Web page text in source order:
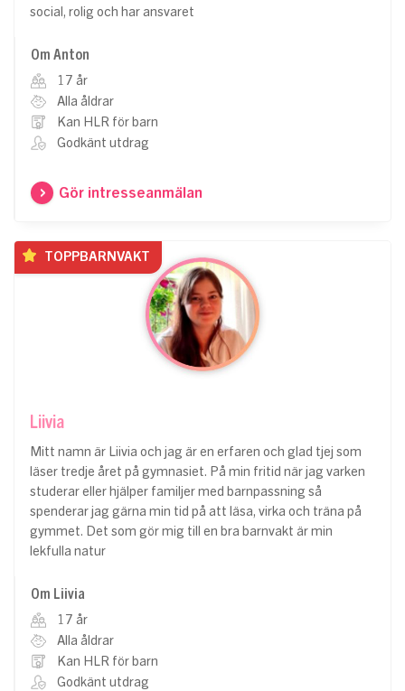
social, rolig och har ansvaret
Om Anton
17 år
Alla åldrar
Kan HLR för barn
Godkänt utdrag
Gör intresseanmälan
TOPPBARNVAKT
Liivia
Mitt namn är Liivia och jag är en erfaren och glad tjej som
läser tredje året på gymnasiet. På min fritid när jag varken
studerar eller hjälper familjer med barnpassning så
spenderar jag gärna min tid på att läsa, virka och träna på
gymmet. Det som gör mig till en bra barnvakt är min
lekfulla natur
Om Liivia
17 år
Alla åldrar
Kan HLR för barn
Godkänt utdrag